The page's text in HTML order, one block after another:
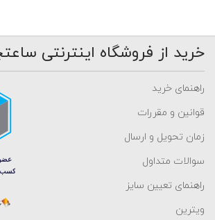
خرید از فروشگاه اینترنتی
راهنمای خرید
قوانین و مقررات
زمان تحویل و ارسال
سوالات متداول
راهنمای تعیین سایز
ویترین